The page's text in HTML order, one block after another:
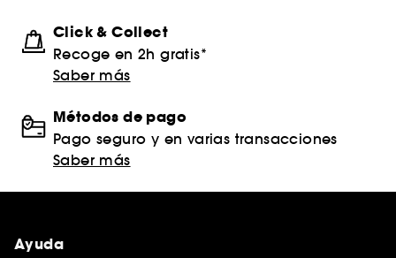
Click & Collect
Recoge en 2h gratis*
Saber más
Métodos de pago
Pago seguro y en varias transacciones
Saber más
Ayuda